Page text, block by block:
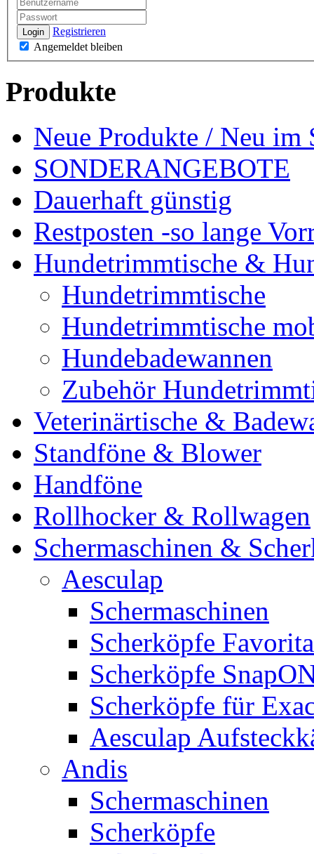
Login
Registrieren
Angemeldet bleiben
Produkte
Neue Produkte / Neu im
SONDERANGEBOTE
Dauerhaft günstig
Restposten -so lange
Hundetrimmtische &
Hundetrimmtische
Hundetrimmtische
Hundebadewannen
Zubehör
Veterinärtische &
Standföne & Blower
Handföne
Rollhocker & Rollwagen
Schermaschinen &
Aesculap
Schermaschinen
Scherköpfe
Scherköpfe
Scherköpfe für
Aesculap
Andis
Schermaschinen
Scherköpfe